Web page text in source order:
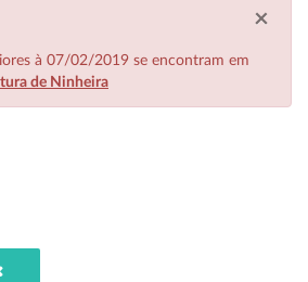
×
à 07/02/2019 se encontram em
de Ninheira